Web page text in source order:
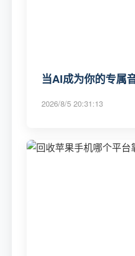
当AI成为你的专属
2026/8/5 20:31:13